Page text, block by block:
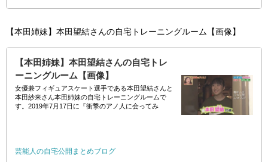
【本田姉妹】本田望結さんの自宅トレーニングルーム【画像】
【本田姉妹】本田望結さんの自宅トレ
ーニングルーム【画像】
女優兼フィギュアスケート選手である本田望結さんと
本田紗来さん本田姉妹の自宅トレーニングルームで
す。2019年7月17日に『衝撃のアノ人に会ってみ
芸能人の自宅公開まとめブログ